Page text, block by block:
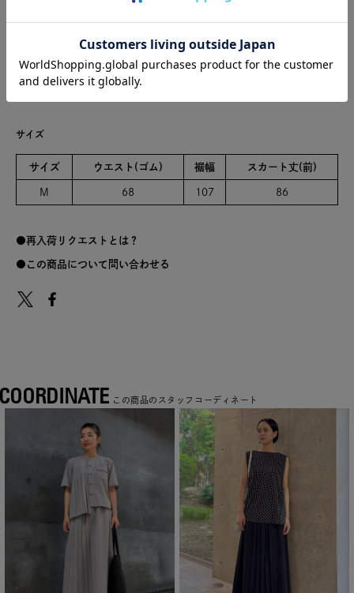
こちらの商品は、ご家庭で手洗い可能です。
日本製
サイズ
サイズ ウエスト(ゴム) 裾幅 スカート丈(前)
M 68 107 86
再入荷リクエストとは？
この商品について問い合わせる
この商品のスタッフコーディネート